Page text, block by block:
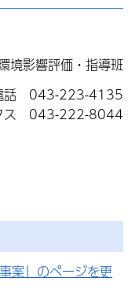
境影響評価・指導班
話 043-223-4135
ス 043-222-8044
事案」のページを更